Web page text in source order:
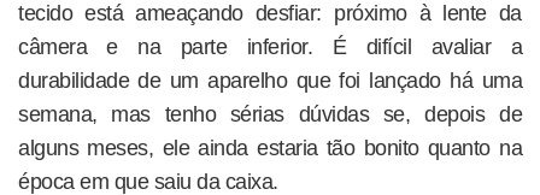
tecido está ameaçando desfiar: próximo à lente da
câmera e na parte inferior. É difícil avaliar a
durabilidade de um aparelho que foi lançado há uma
semana, mas tenho sérias dúvidas se, depois de
alguns meses, ele ainda estaria tão bonito quanto na
época em que saiu da caixa.